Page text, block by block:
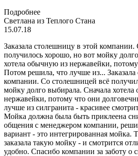
Подробнее
Светлана из Теплого Стана
15.07.18
Заказала столешницу в этой
получилось хорошо, но вот мойку
хотела обычную из нержавейки,
Потом решила, что лучше из...
компании. Со столешницей всё
мойку долго выбирала. Сначала
нержавейки, потому что они
лучше из силгранита - красивее
Мойка должна была быть приклеена
общения с менеджером компании,
вариант - это интегрированная мойка.
заказала такую мойку - и смотрится
удобно. Спасибо компании за заботу о